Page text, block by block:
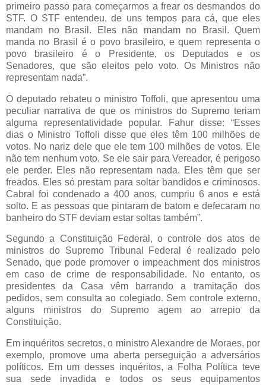
primeiro passo para começarmos a frear os desmandos do
STF. O STF entendeu, de uns tempos para cá, que eles
mandam no Brasil. Eles não mandam no Brasil. Quem
manda no Brasil é o povo brasileiro, e quem representa o
povo brasileiro é o Presidente, os Deputados e os
Senadores, que são eleitos pelo voto. Os Ministros não
representam nada”.
O deputado rebateu o ministro Toffoli, que apresentou uma
peculiar narrativa de que os ministros do Supremo teriam
alguma representatividade popular. Fahur disse: “Esses
dias o Ministro Toffoli disse que eles têm 100 milhões de
votos. No nariz dele que ele tem 100 milhões de votos. Ele
não tem nenhum voto. Se ele sair para Vereador, é perigoso
ele perder. Eles não representam nada. Eles têm que ser
freados. Eles só prestam para soltar bandidos e criminosos.
Cabral foi condenado a 400 anos, cumpriu 6 anos e está
solto. E as pessoas que pintaram de batom e defecaram no
banheiro do STF deviam estar soltas também”.
Segundo a Constituição Federal, o controle dos atos de
ministros do Supremo Tribunal Federal é realizado pelo
Senado, que pode promover o impeachment dos ministros
em caso de crime de responsabilidade. No entanto, os
presidentes da Casa vêm barrando a tramitação dos
pedidos, sem consulta ao colegiado. Sem controle externo,
alguns ministros do Supremo agem ao arrepio da
Constituição.
Em inquéritos secretos, o ministro Alexandre de Moraes, por
exemplo, promove uma aberta perseguição a adversários
políticos. Em um desses inquéritos, a Folha Política teve
sua sede invadida e todos os seus equipamentos